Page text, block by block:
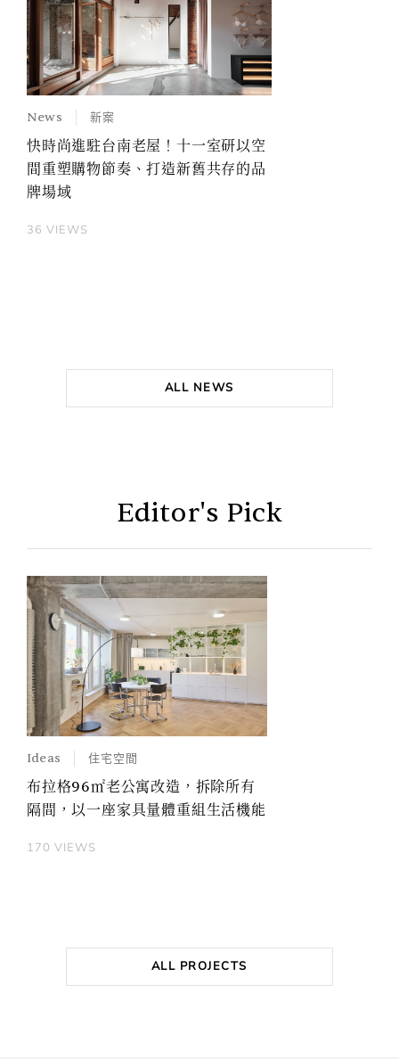
News 新案
快時尚進駐台南老屋！十一室研以空
間重塑購物節奏、打造新舊共存的品
牌場域
36 VIEWS
ALL NEWS
Editor's Pick
Ideas 住宅空間
布拉格96㎡老公寓改造，拆除所有
隔間，以一座家具量體重組生活機能
170 VIEWS
ALL PROJECTS